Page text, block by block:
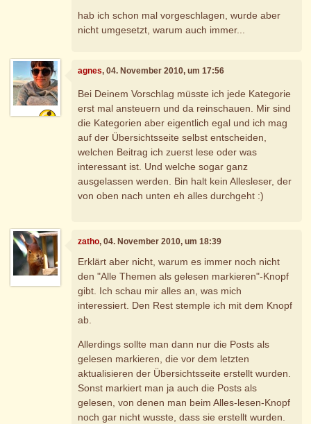
hab ich schon mal vorgeschlagen, wurde aber
nicht umgesetzt, warum auch immer...
agnes, 04. November 2010, um 17:56
Bei Deinem Vorschlag müsste ich jede Kategorie
erst mal ansteuern und da reinschauen. Mir sind
die Kategorien aber eigentlich egal und ich mag
auf der Übersichtsseite selbst entscheiden,
welchen Beitrag ich zuerst lese oder was
interessant ist. Und welche sogar ganz
ausgelassen werden. Bin halt kein Allesleser, der
von oben nach unten eh alles durchgeht :)
zatho, 04. November 2010, um 18:39
Erklärt aber nicht, warum es immer noch nicht
den "Alle Themen als gelesen markieren"-Knopf
gibt. Ich schau mir alles an, was mich
interessiert. Den Rest stemple ich mit dem Knopf
ab.
Allerdings sollte man dann nur die Posts als
gelesen markieren, die vor dem letzten
aktualisieren der Übersichtsseite erstellt wurden.
Sonst markiert man ja auch die Posts als
gelesen, von denen man beim Alles-lesen-Knopf
noch gar nicht wusste, dass sie erstellt wurden.